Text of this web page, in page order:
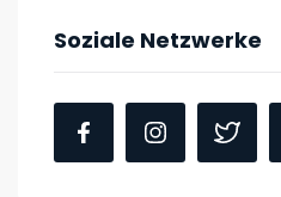
Soziale Netzwerke